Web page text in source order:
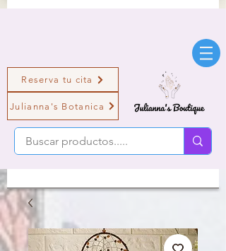
Reserva tu cita
Julianna's Botanica